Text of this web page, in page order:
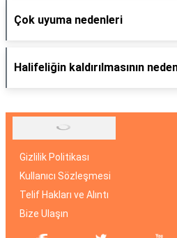
Çok uyuma nedenleri
Halifeliğin kaldırılmasının
Gizlilik Politikası
Kullanıcı Sözleşmesi
Telif Hakları ve Alıntı
Bize Ulaşın